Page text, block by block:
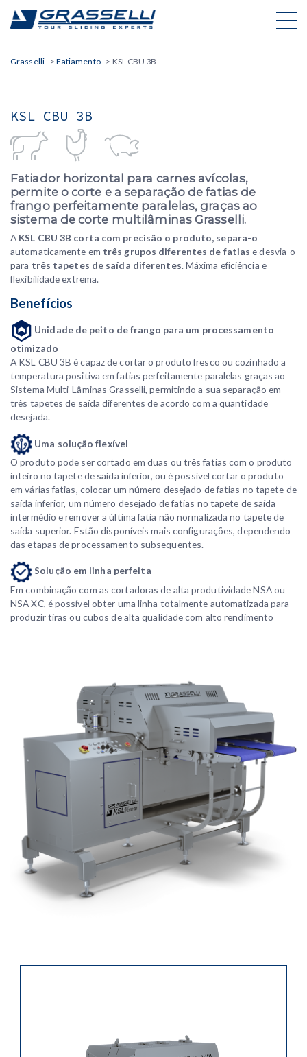
content
Grasselli > Fatiamento > KSL CBU 3B
KSL CBU 3B
Fatiador horizontal para carnes avícolas,
permite o corte e a separação de fatias de
frango perfeitamente paralelas, graças ao
sistema de corte multilâminas Grasselli.
A KSL CBU 3B corta com precisão o produto, separa-o
automaticamente em três grupos diferentes de fatias e desvia-o
para três tapetes de saída diferentes. Máxima eficiência e
flexibilidade extrema.
Benefícios
Unidade de peito de frango para um processamento
otimizado
A KSL CBU 3B é capaz de cortar o produto fresco ou cozinhado a
temperatura positiva em fatias perfeitamente paralelas graças ao
Sistema Multi-Lâminas Grasselli, permitindo a sua separação em
três tapetes de saída diferentes de acordo com a quantidade
desejada.
Uma solução flexível
O produto pode ser cortado em duas ou três fatias com o produto
inteiro no tapete de saída inferior, ou é possível cortar o produto
em várias fatias, colocar um número desejado de fatias no tapete de
saída inferior, um número desejado de fatias no tapete de saída
intermédio e remover a última fatia não normalizada no tapete de
saída superior. Estão disponíveis mais configurações, dependendo
das etapas de processamento subsequentes.
Solução em linha perfeita
Em combinação com as cortadoras de alta produtividade NSA ou
NSA XC, é possível obter uma linha totalmente automatizada para
produzir tiras ou cubos de alta qualidade com alto rendimento